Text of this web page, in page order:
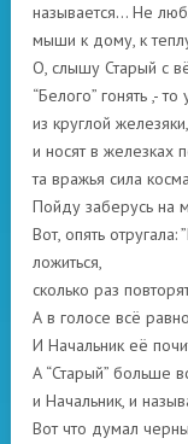
называется… Не
мыши к дому, к
О, слышу Старый с
“Белого” гонять ,-
из круглой
и носят в железках
та вражья сила
Пойду заберусь на
Вот, опять
ложиться,
сколько раз
А в голосе всё
И Начальник её
А “Старый” больше
и Начальник, и
Вот что думал